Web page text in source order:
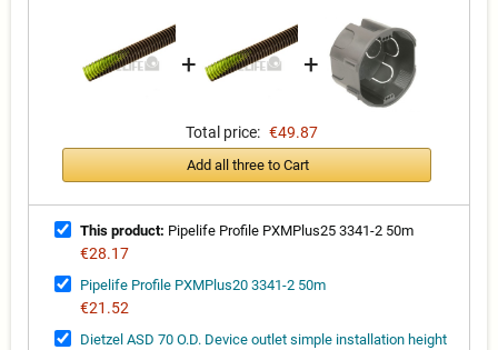
+ +
Total price: €49.87
Add all three to Cart
This product: Pipelife Profile PXMPlus25 3341-2 50m
€28.17
Pipelife Profile PXMPlus20 3341-2 50m
€21.52
Dietzel ASD 70 O.D. Device outlet simple installation height